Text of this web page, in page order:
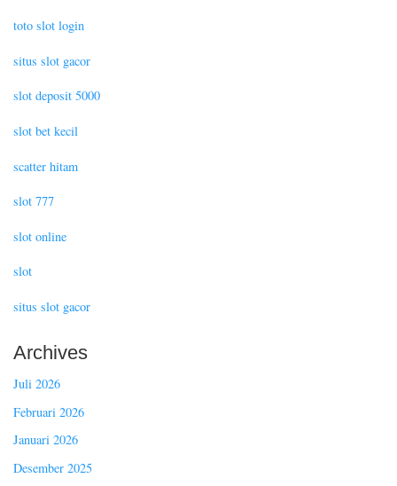
toto slot login
situs slot gacor
slot deposit 5000
slot bet kecil
scatter hitam
slot 777
slot online
slot
situs slot gacor
Archives
Juli 2026
Februari 2026
Januari 2026
Desember 2025